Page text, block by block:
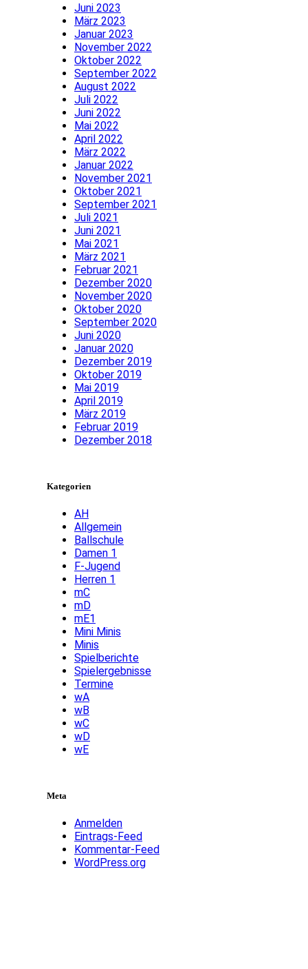
Juni 2023
März 2023
Januar 2023
November 2022
Oktober 2022
September 2022
August 2022
Juli 2022
Juni 2022
Mai 2022
April 2022
März 2022
Januar 2022
November 2021
Oktober 2021
September 2021
Juli 2021
Juni 2021
Mai 2021
März 2021
Februar 2021
Dezember 2020
November 2020
Oktober 2020
September 2020
Juni 2020
Januar 2020
Dezember 2019
Oktober 2019
Mai 2019
April 2019
März 2019
Februar 2019
Dezember 2018
Kategorien
AH
Allgemein
Ballschule
Damen 1
F-Jugend
Herren 1
mC
mD
mE1
Mini Minis
Minis
Spielberichte
Spielergebnisse
Termine
wA
wB
wC
wD
wE
Meta
Anmelden
Eintrags-Feed
Kommentar-Feed
WordPress.org